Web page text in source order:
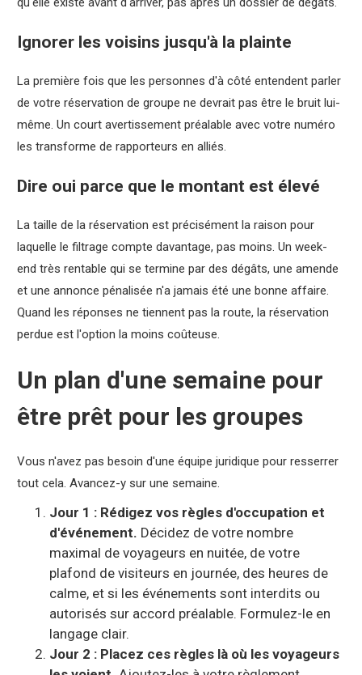
Ignorer les voisins jusqu'à la plainte
La première fois que les personnes d'à côté entendent parler
de votre réservation de groupe ne devrait pas être le bruit lui-
même. Un court avertissement préalable avec votre numéro
les transforme de rapporteurs en alliés.
Dire oui parce que le montant est élevé
La taille de la réservation est précisément la raison pour
laquelle le filtrage compte davantage, pas moins. Un week-
end très rentable qui se termine par des dégâts, une amende
et une annonce pénalisée n'a jamais été une bonne affaire.
Quand les réponses ne tiennent pas la route, la réservation
perdue est l'option la moins coûteuse.
Un plan d'une semaine pour
être prêt pour les groupes
Vous n'avez pas besoin d'une équipe juridique pour resserrer
tout cela. Avancez-y sur une semaine.
Jour 1 : Rédigez vos règles d'occupation et
d'événement. Décidez de votre nombre
maximal de voyageurs en nuitée, de votre
plafond de visiteurs en journée, des heures de
calme, et si les événements sont interdits ou
autorisés sur accord préalable. Formulez-le en
langage clair.
Jour 2 : Placez ces règles là où les voyageurs